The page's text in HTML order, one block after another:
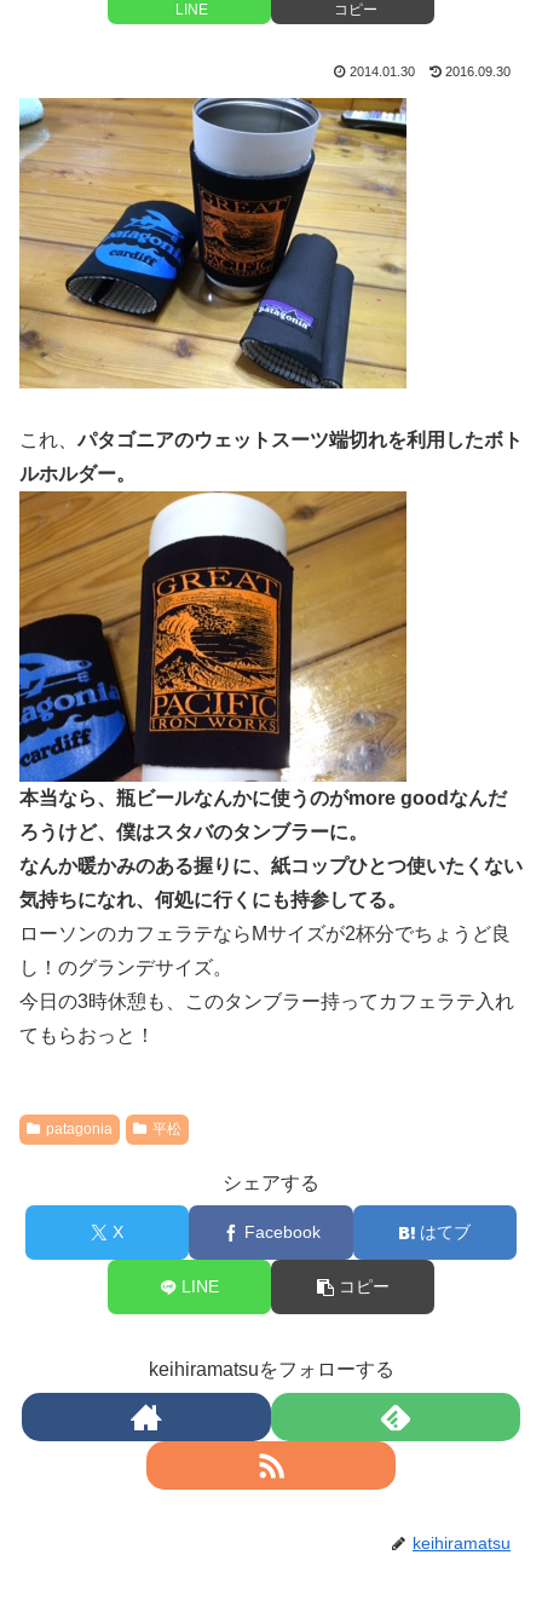
LINE コピー
2014.01.30 2016.09.30
これ、パタゴニアのウェットスーツ端切れを利用したボト
ルホルダー。
本当なら、瓶ビールなんかに使うのがmore goodなんだ
ろうけど、僕はスタバのタンブラーに。
なんか暖かみのある握りに、紙コップひとつ使いたくない
気持ちになれ、何処に行くにも持参してる。
ローソンのカフェラテならMサイズが2杯分でちょうど良
し！のグランデサイズ。
今日の3時休憩も、このタンブラー持ってカフェラテ入れ
てもらおっと！
patagonia 平松
シェアする
X Facebook はてブ
LINE コピー
keihiramatsuをフォローする
keihiramatsu